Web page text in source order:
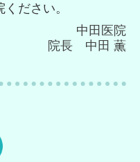
ださい。
中田医院
院長 中田 薫